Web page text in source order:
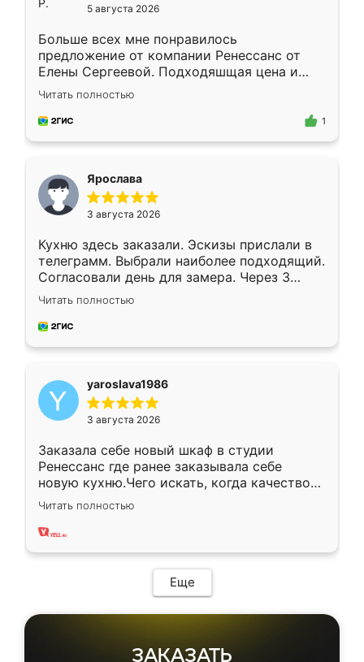
5 августа 2026
Больше всех мне понравилось
предложение от компании Ренессанс от
Елены Сергеевой. Подходяшщая цена и
короткие сроки изготовления. Приехавший
для замера сотрудник Владислав
предложил по моему эскизу самый
Читать полностью
1
Ярослава
3 августа 2026
Кухню здесь заказали. Эскизы прислали в
телеграмм. Выбрали наиболее подходящий.
Согласовали день для замера. Через 3
недели кухня была уже готова. Остались
довольны работой. Спасибо Ренессанс
мебель за качественную работу!
Читать полностью
yaroslava1986
3 августа 2026
Заказала себе новый шкаф в студии
Ренессанс где ранее заказывала себе
новую кухню.Чего искать, когда качеством
вполне довольна. Служит кухня уже почти
два года, нареканий нет.
Читать полностью
Еще
ЗАКАЗАТЬ